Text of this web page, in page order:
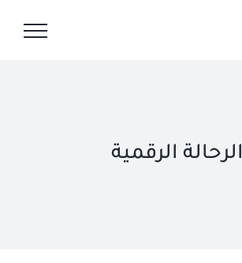
الرحالة الرقمية